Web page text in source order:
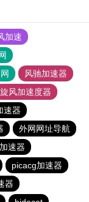
加速
风驰加速器
旋风加速度器
速器
外网网址导航
速器
picacg加速器
器